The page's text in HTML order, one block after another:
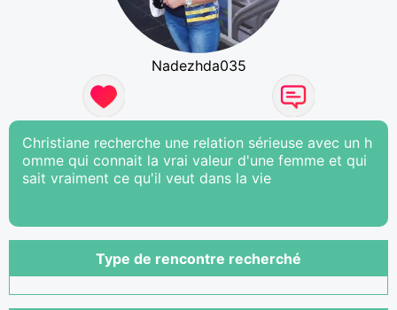
Nadezhda035
Christiane recherche une relation sérieuse avec un h
omme qui connait la vrai valeur d'une femme et qui
sait vraiment ce qu'il veut dans la vie
Type de rencontre recherché